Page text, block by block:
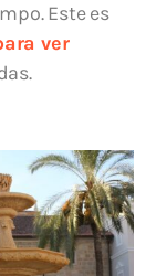
Este es
ver